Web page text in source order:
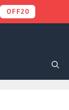
OFF20